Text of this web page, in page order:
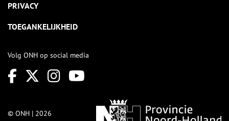
PRIVACY
TOEGANKELIJKHEID
Volg ONH op social media
© ONH | 2026